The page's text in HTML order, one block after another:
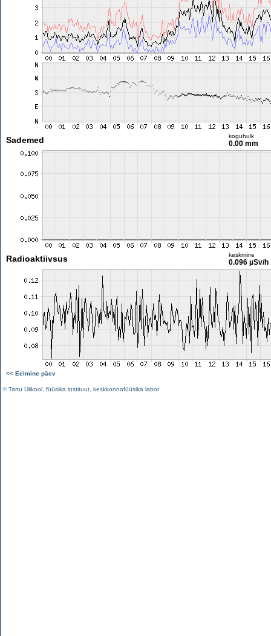
Sademed koguhulk
0.00 mm
Radioaktiivsus keskmine
0.096 µSv/h
<< Eelmine päev
©Tartu Ülikool füüsika instituut keskkonnafüüsika labor